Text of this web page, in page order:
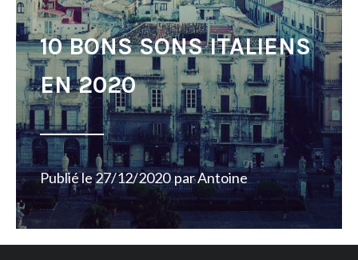
10 BONS SONS ITALIENS
EN 2020
Publié le27/12/2020 parAntoine